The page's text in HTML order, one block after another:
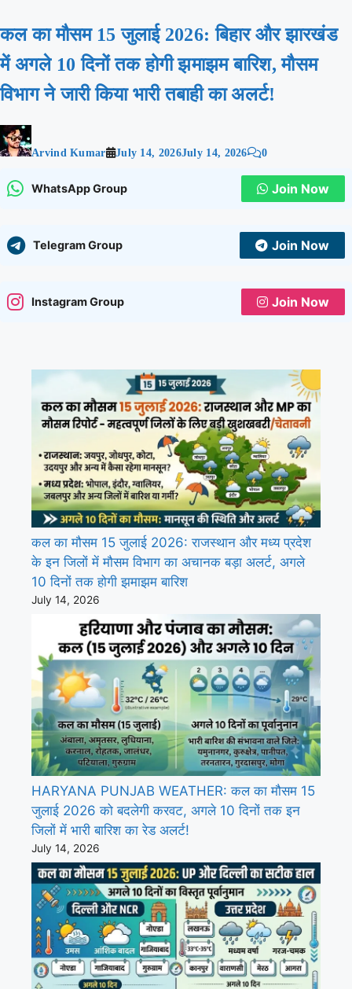
कल का मौसम 15 जुलाई 2026: बिहार और झारखंड
में अगले 10 दिनों तक होगी झमाझम बारिश, मौसम
विभाग ने जारी किया भारी तबाही का अलर्ट!
Arvind Kumar July 14, 2026July 14, 2026 0
WhatsApp Group Join Now
Telegram Group Join Now
Instagram Group Join Now
कल का मौसम 15 जुलाई 2026: राजस्थान और मध्य प्रदेश
के इन जिलों में मौसम विभाग का अचानक बड़ा अलर्ट, अगले
10 दिनों तक होगी झमाझम बारिश
July 14, 2026
HARYANA PUNJAB WEATHER: कल का मौसम 15
जुलाई 2026 को बदलेगी करवट, अगले 10 दिनों तक इन
जिलों में भारी बारिश का रेड अलर्ट!
July 14, 2026